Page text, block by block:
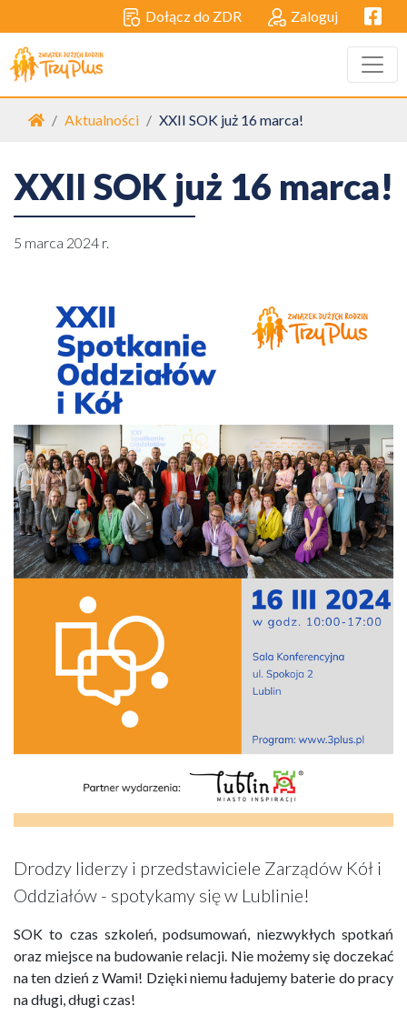
Dołącz do ZDR Zaloguj
Strona główna
Aktualności XXII SOK już 16 marca!
XXII SOK już 16 marca!
5 marca 2024 r.
Drodzy liderzy i przedstawiciele Zarządów Kół i
Oddziałów - spotykamy się w Lublinie!
SOK to czas szkoleń, podsumowań, niezwykłych spotkań
oraz miejsce na budowanie relacji. Nie możemy się doczekać
na ten dzień z Wami! Dzięki niemu ładujemy baterie do pracy
na długi, długi czas!